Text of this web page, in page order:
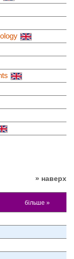
» наверх
більше »